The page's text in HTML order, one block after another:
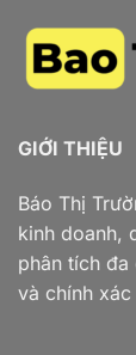
GIỚI THIỆU
Báo Thị
kinh doanh,
phân tích đa
và chính